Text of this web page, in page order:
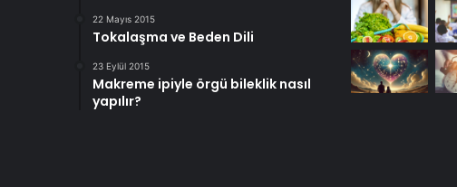
22 Mayıs 2015
Tokalaşma ve Beden Dili
23 Eylül 2015
Makreme ipiyle örgü bileklik nasıl
yapılır?